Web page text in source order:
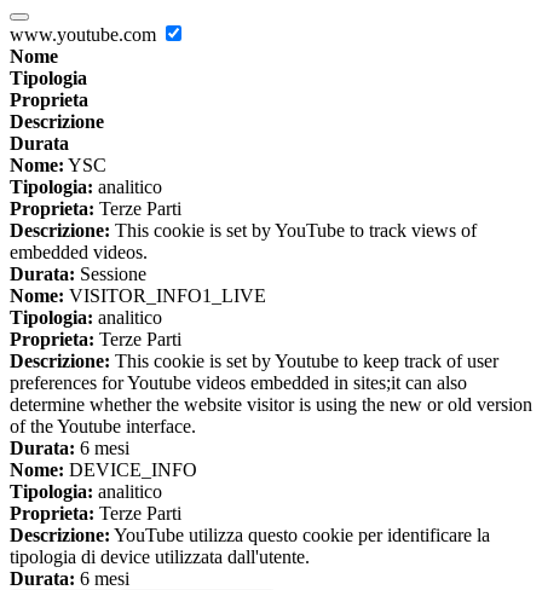
www.youtube.com
Nome
Tipologia
Proprieta
Descrizione
Durata
Nome: YSC
Tipologia: analitico
Proprieta: Terze Parti
Descrizione: This cookie is set by YouTube to track views of
embedded videos.
Durata: Sessione
Nome: VISITOR_INFO1_LIVE
Tipologia: analitico
Proprieta: Terze Parti
Descrizione: This cookie is set by Youtube to keep track of user
preferences for Youtube videos embedded in sites;it can also
determine whether the website visitor is using the new or old version
of the Youtube interface.
Durata: 6 mesi
Nome: DEVICE_INFO
Tipologia: analitico
Proprieta: Terze Parti
Descrizione: YouTube utilizza questo cookie per identificare la
tipologia di device utilizzata dall'utente.
Durata: 6 mesi